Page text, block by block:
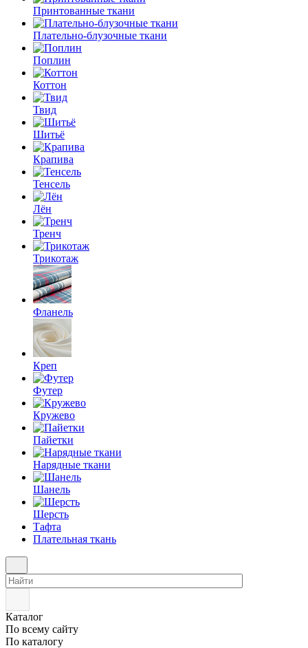
Принтованные ткани
Плательно-блузочные ткани
Поплин
Коттон
Твид
Шитьё
Крапива
Тенсель
Лён
Тренч
Трикотаж
Фланель
Креп
Футер
Кружево
Пайетки
Нарядные ткани
Шанель
Шерсть
Тафта
Плательная ткань
Каталог
По всему сайту
По каталогу